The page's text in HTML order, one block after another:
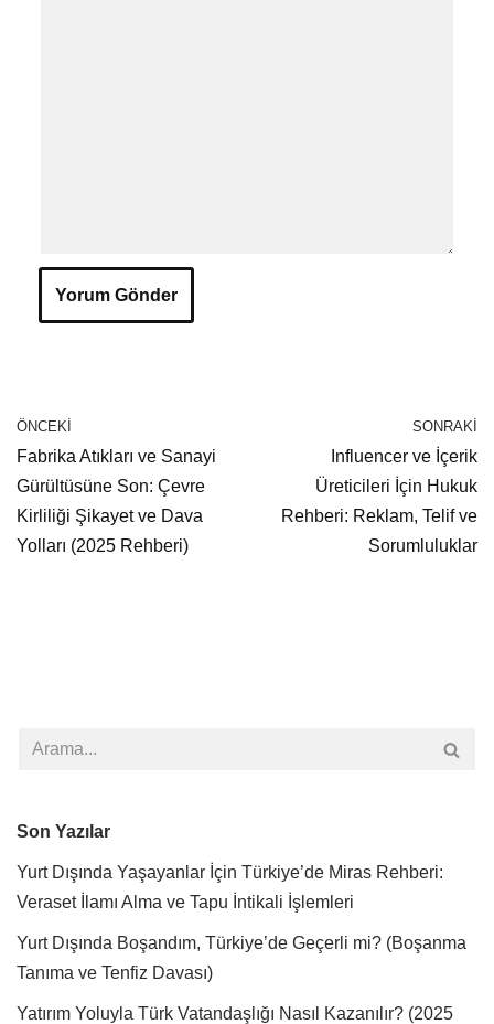
ÖNCEKI
Fabrika Atıkları ve Sanayi
Gürültüsüne Son: Çevre
Kirliliği Şikayet ve Dava
Yolları (2025 Rehberi)
SONRAKI
Influencer ve İçerik
Üreticileri İçin Hukuk
Rehberi: Reklam, Telif ve
Sorumluluklar
Son Yazılar
Yurt Dışında Yaşayanlar İçin Türkiye’de Miras Rehberi:
Veraset İlamı Alma ve Tapu İntikali İşlemleri
Yurt Dışında Boşandım, Türkiye’de Geçerli mi? (Boşanma
Tanıma ve Tenfiz Davası)
Yatırım Yoluyla Türk Vatandaşlığı Nasıl Kazanılır? (2025